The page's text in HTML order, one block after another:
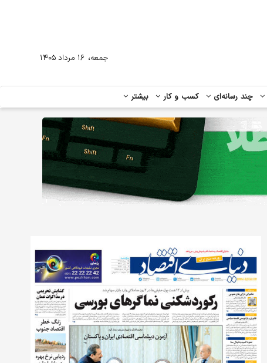
چند رسانه‌ای کسب و کار بیشتر
جمعه، ۱۶ مرداد ۱۴۰۵